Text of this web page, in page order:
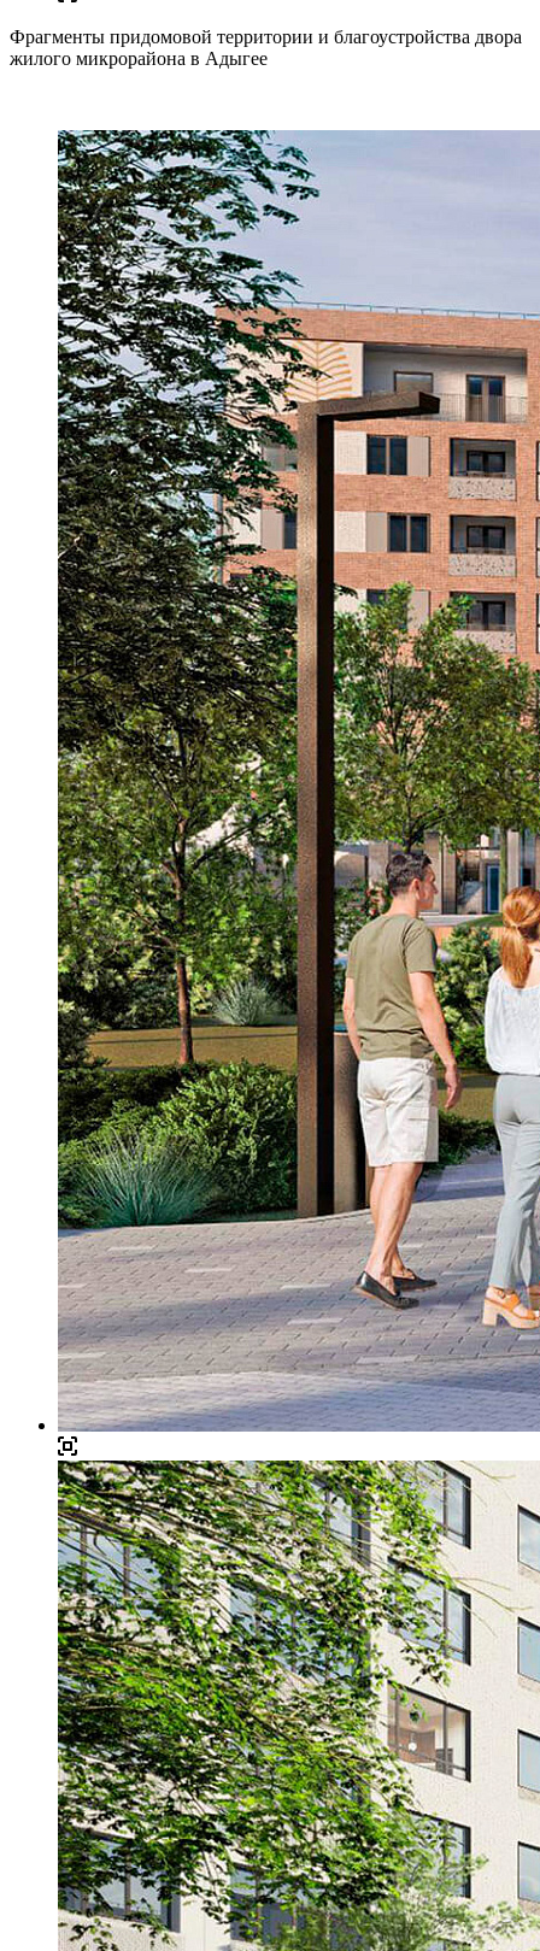
Фрагменты придомовой территории и благоустройства двора
жилого микрорайона в Адыгее